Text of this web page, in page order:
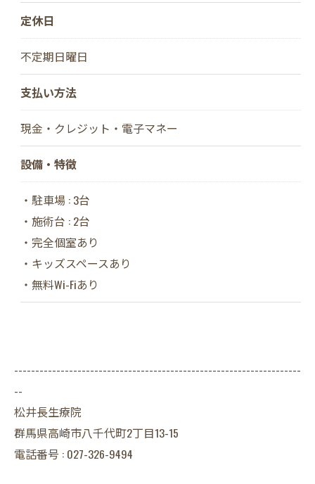
定休日
不定期日曜日
支払い方法
現金・クレジット・電子マネー
設備・特徴
・駐車場 : 3台
・施術台 : 2台
・完全個室あり
・キッズスペースあり
・無料Wi-Fiあり
--------------------------------------------------------------------
--
松井長生療院
群馬県高崎市八千代町2丁目13-15
電話番号 : 027-326-9494